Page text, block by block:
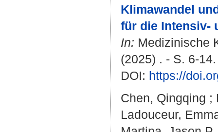
Klimawandel
für die Intensiv-
In: Medizinische
(2025) . - S. 6-14.
DOI: https://
Chen, Qingqing ;
Ladouceur,